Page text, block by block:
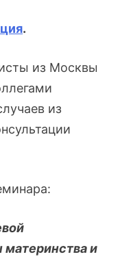
.
из Москвы
из
и